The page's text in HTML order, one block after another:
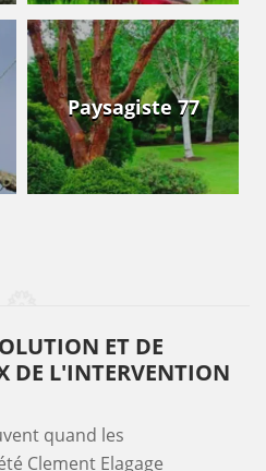
Paysagiste 77
ET DE
DE L'INTERVENTION
quand les
Clement Elagage